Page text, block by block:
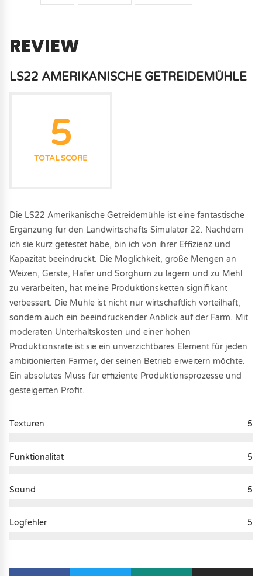
REVIEW
LS22 AMERIKANISCHE GETREIDEMÜHLE
5
TOTAL SCORE
Die LS22 Amerikanische Getreidemühle ist eine fantastische
Ergänzung für den Landwirtschafts Simulator 22. Nachdem
ich sie kurz getestet habe, bin ich von ihrer Effizienz und
Kapazität beeindruckt. Die Möglichkeit, große Mengen an
Weizen, Gerste, Hafer und Sorghum zu lagern und zu Mehl
zu verarbeiten, hat meine Produktionsketten signifikant
verbessert. Die Mühle ist nicht nur wirtschaftlich vorteilhaft,
sondern auch ein beeindruckender Anblick auf der Farm. Mit
moderaten Unterhaltskosten und einer hohen
Produktionsrate ist sie ein unverzichtbares Element für jeden
ambitionierten Farmer, der seinen Betrieb erweitern möchte.
Ein absolutes Muss für effiziente Produktionsprozesse und
gesteigerten Profit.
Texturen 5
Funktionalität 5
Sound 5
Logfehler 5